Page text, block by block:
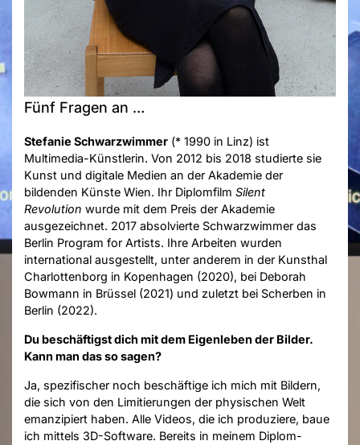
Fünf Fragen an …
Stefanie Schwarzwimmer (* 1990 in Linz) ist
Multimedia-Künstlerin. Von 2012 bis 2018 studierte sie
Kunst und digitale Medien an der Akademie der
bildenden Künste Wien. Ihr DiplomfilmSilent
Revolution wurde mit dem Preis der Akademie
ausgezeichnet. 2017 absolvierte Schwarzwimmer das
Berlin Program for Artists. Ihre Arbeiten wurden
international ausgestellt, unter anderem in der Kunsthal
Charlottenborg in Kopenhagen (2020), bei Deborah
Bowmann in Brüssel (2021) und zuletzt bei Scherben in
Berlin (2022).
Du beschäftigst dich mit dem Eigenleben der Bilder.
Kann man das so sagen?
Ja, spezifischer noch beschäftige ich mich mit Bildern,
die sich von den Limitierungen der physischen Welt
emanzipiert haben. Alle Videos, die ich produziere, baue
ich mittels 3D-Software. Bereits in meinem Diplom-